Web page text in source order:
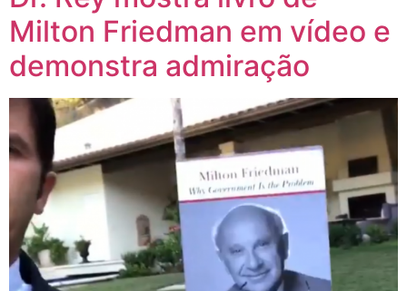
Milton Friedman em vídeo e
demonstra admiração